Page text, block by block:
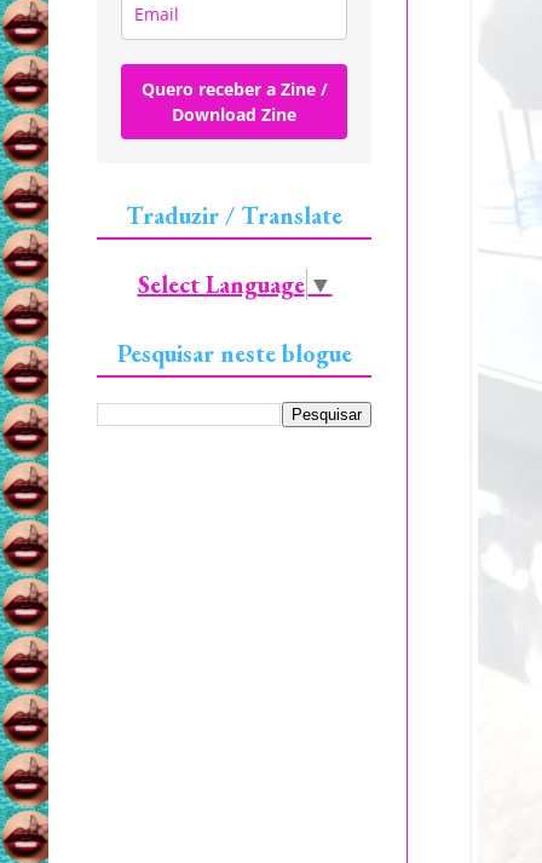
Quero receber a Zine /
Download Zine
Traduzir / Translate
Select Language ▼
Pesquisar neste blogue